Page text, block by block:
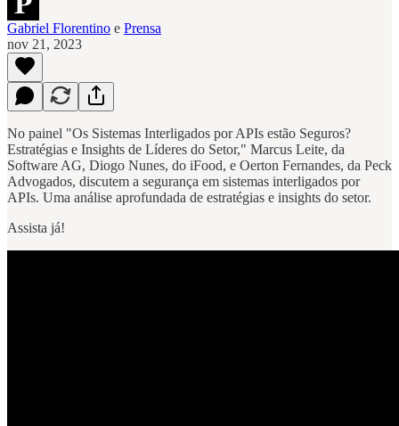
Gabriel Florentino e Prensa
nov 21, 2023
No painel "Os Sistemas Interligados por APIs estão Seguros?
Estratégias e Insights de Líderes do Setor," Marcus Leite, da
Software AG, Diogo Nunes, do iFood, e Oerton Fernandes, da Peck
Advogados, discutem a segurança em sistemas interligados por
APIs. Uma análise aprofundada de estratégias e insights do setor.
Assista já!